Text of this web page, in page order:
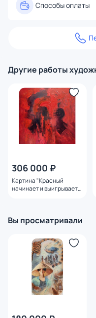
Способы оплаты
Другие работы
306 000 ₽
Картина "Красный
начинает и выигрывает"
Вы просматривали